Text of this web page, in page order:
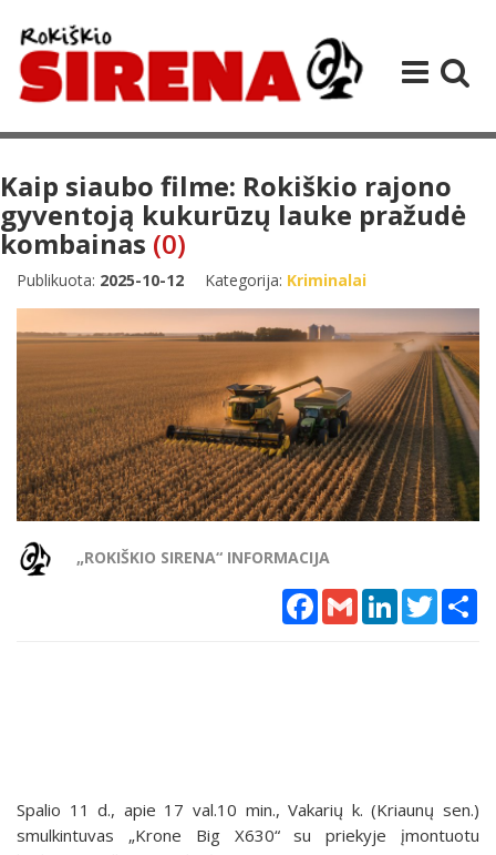
Kaip siaubo filme: Rokiškio rajono
gyventoją kukurūzų lauke pražudė
kombainas (0)
Publikuota: 2025-10-12 Kategorija: Kriminalai
„ROKIŠKIO SIRENA“ INFORMACIJA
Facebook
Gmail LinkedInTwitter
Spalio 11 d., apie 17 val.10 min., Vakarių k. (Kriaunų sen.)
smulkintuvas „Krone Big X630“ su priekyje įmontuotu